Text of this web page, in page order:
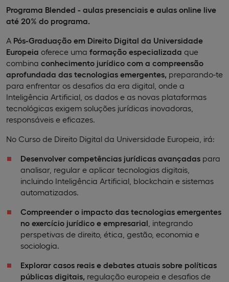
Programa Blended - aulas presenciais e aulas online live
até 20% do programa.
A Pós-Graduação em Direito Digital da Universidade
Europeia oferece uma formação especializada que
combina conhecimento jurídico com a compreensão
aprofundada das tecnologias emergentes, preparando-te
para enfrentar os desafios da era digital, onde a
Inteligência Artificial, os dados e as novas plataformas
tecnológicas exigem soluções jurídicas inovadoras,
responsáveis e eficazes.
No Curso de Direito Digital da Universidade Europeia, irá:
Desenvolver competências jurídicas avançadas para
analisar, regular e aplicar tecnologias digitais,
incluindo Inteligência Artificial, blockchain e sistemas
automatizados.
Compreender o impacto das tecnologias emergentes
no exercício jurídico e empresarial , integrando
perspetivas de direito, ética, gestão, economia e
sociologia.
Explorar casos reais e debates atuais sobre políticas
públicas digitais, regulação europeia e desafios de